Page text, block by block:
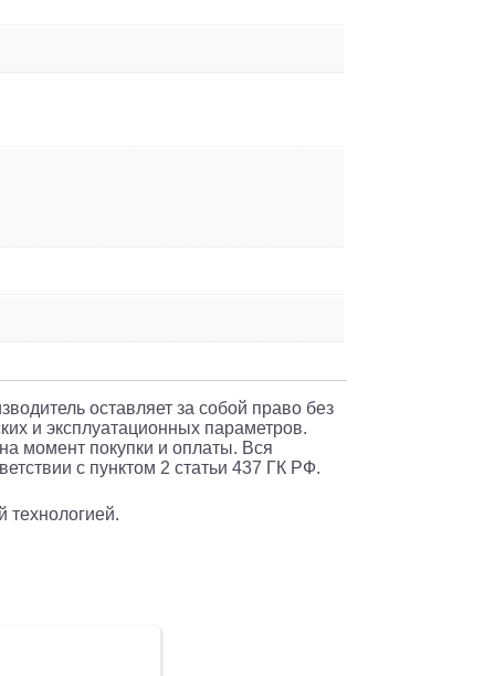
оставляет за собой право без
и эксплуатационных параметров.
на момент покупки и оплаты. Вся
с пунктом 2 статьи 437 ГК РФ.
технологией.